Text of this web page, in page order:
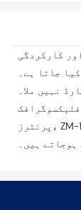
کارکردگی
جاتا ہے۔
نہیں ملا۔
پرنٹرز، ZM-1531 فلیکسو کلاتھ لیبل پرنٹنگ مشین
ہیں۔